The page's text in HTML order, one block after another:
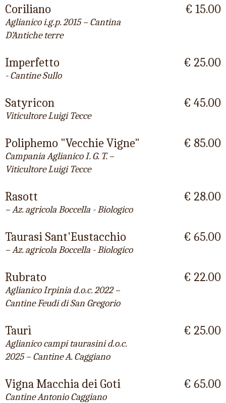
Coriliano
Aglianico i.g.p. 2015 – Cantina
D’Antiche terre
€ 15.00
Imperfetto
- Cantine Sullo
€ 25.00
Satyricon
Viticultore Luigi Tecce
€ 45.00
Poliphemo "Vecchie Vigne"
Campania Aglianico I. G. T. –
Viticultore Luigi Tecce
€ 85.00
Rasott
– Az. agricola Boccella - Biologico
€ 28.00
Taurasi Sant'Eustacchio
– Az. agricola Boccella - Biologico
€ 65.00
Rubrato
Aglianico Irpinia d.o.c. 2022 –
Cantine Feudi di San Gregorio
€ 22.00
Taurì
Aglianico campi taurasini d.o.c.
2025 – Cantine A. Caggiano
€ 25.00
Vigna Macchia dei Goti
Cantine Antonio Caggiano
€ 65.00